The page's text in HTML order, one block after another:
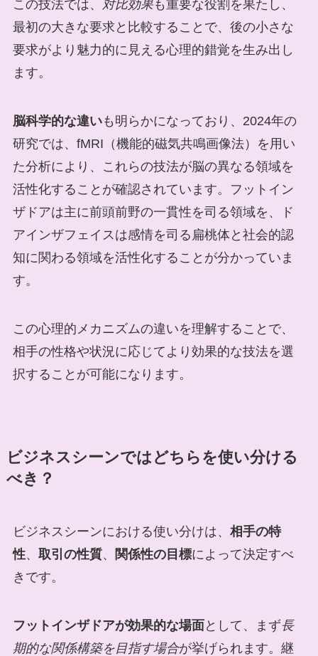
この技法では、 対比効果も重要な役割を果たし、
最初の大きな要求と比較することで、後の小さな
要求がより魅力的に見える心理的錯覚を生み出し
ます。
脳科学的な違いも明らかになっており、2024年の
研究では、fMRI（機能的磁気共鳴画像法）を用い
た分析により、これらの技法が脳の異なる領域を
活性化することが確認されています。フットイン
ザドアは主に前頭前野の一貫性を司る領域を、ド
アインザフェイスは感情を司る扁桃体と社会的認
知に関わる領域を活性化することが分かっていま
す。
この心理的メカニズムの違いを理解することで、
相手の性格や状況に応じてより効果的な技法を選
択することが可能になります。
ビジネスシーンではどちらを使い分ける
べき？
ビジネスシーンにおける使い分けは、 相手の特
性、 取引の性質、 関係性の目標によって決定すべ
きです。
フットインザドアが効果的な場面として、まず長
期的な関係構築を目指す場合が挙げられます。継